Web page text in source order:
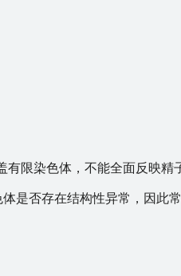
限染色体，不能全面反映精
是否存在结构性异常，因此